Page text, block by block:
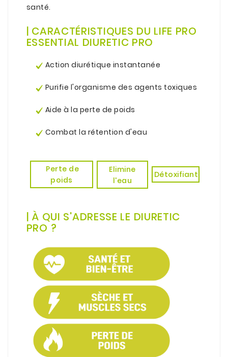
santé.
| CARACTÉRISTIQUES DU LIFE PRO
ESSENTIAL DIURETIC PRO
Action diurétique instantanée
Purifie l'organisme des agents toxiques
Aide à la perte de poids
Combat la rétention d'eau
Perte de
poids
Elimine
l'eau
Détoxifiant
| À QUI S'ADRESSE LE DIURETIC
PRO ?